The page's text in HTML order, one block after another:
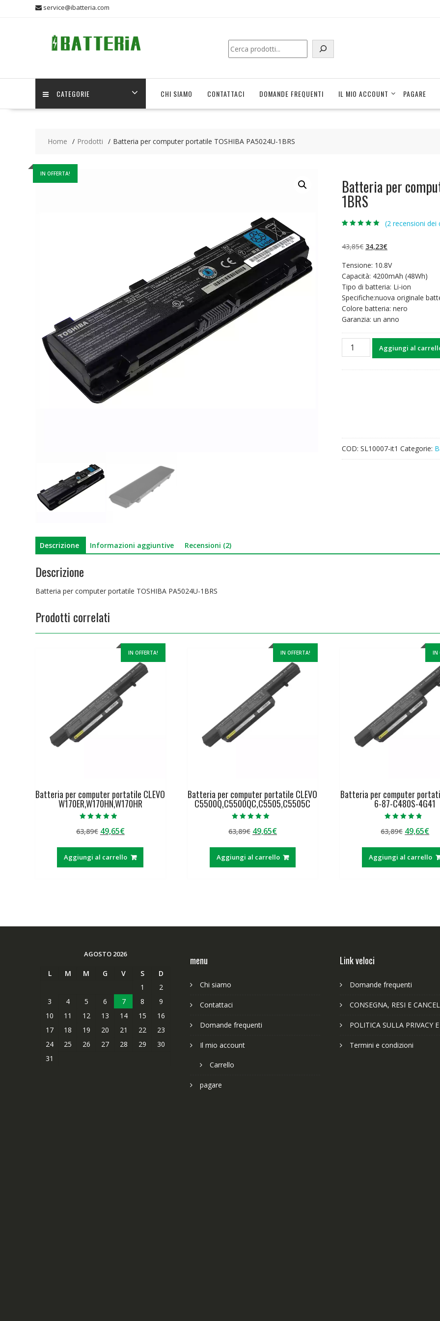
service@ibatteria.com
Cerca
CATEGORIE CHI SIAMO CONTATTACI DOMANDE FREQUENTI IL MIO ACCOUNT PAGARE
Home Prodotti Batteria per computer portatile TOSHIBA PA5024U-1BRS
IN OFFERTA!
Batteria per
1BRS
base di
recensioni
(2 recensioni dei
43,85€ Il
originale
era:
43,85€.
34,23€Il
attuale
è:
34,23€.
Tensione: 10.8V
Capacità: 4200mAh (48Wh)
Tipo di batteria: Li-ion
Specifiche:nuova originale
Colore batteria: nero
Garanzia: un anno
Batteria
Aggiungi al
COD: SL10007-it1 Categorie:
Descrizione Informazioni aggiuntive Recensioni (2)
Descrizione
Batteria per computer portatile TOSHIBA PA5024U-1BRS
Prodotti correlati
IN OFFERTA!
Batteria per computer portatile CLEVO
W170ER,W170HN,W170HR
4.50
su 5
63,89€ Il
originale
era:
49,65€Il
attuale
è:
Aggiungi al carrello
IN OFFERTA!
Batteria per computer portatile CLEVO
C5500Q,C5500QC,C5505,C5505C
5.00
su 5
63,89€ Il
originale
era:
49,65€Il
attuale
è:
Aggiungi al carrello
IN
Batteria per computer
6-87-C480S-4G41
4.50
su 5
63,89€ Il
originale
era:
49,65€Il
è:
Aggiungi al carrello
AGOSTO 2026
L M M G V S
D
1
2
3
4 5 6 7 8
9
10
11 12 13 14 15
16
17
18 19 20 21 22
23
24
25 26 27 28 29
30
31
menu
Chi siamo
Contattaci
Domande frequenti
Il mio account
Carrello
pagare
Link veloci
Domande frequenti
CONSEGNA, RESI E
POLITICA SULLA PRIVACY
Termini e condizioni